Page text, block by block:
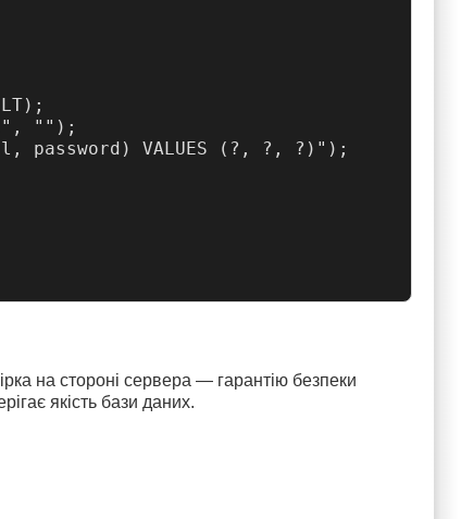
"");
password) VALUES (?, ?, ?)");
на стороні сервера — гарантію безпеки
якість бази даних.